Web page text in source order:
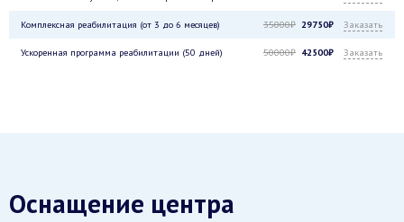
Комплексная реабилитация (от 3 до 6 месяцев) 35000₽ 29750₽ Заказать
Ускоренная программа реабилитации (50 дней) 50000₽ 42500₽ Заказать
Оснащение центра